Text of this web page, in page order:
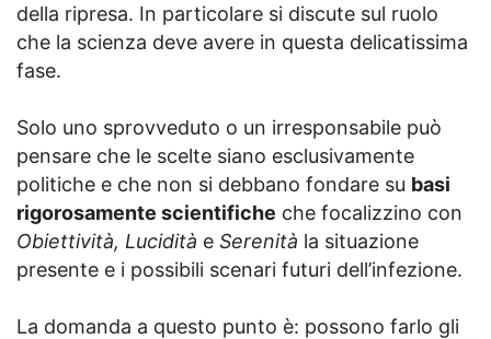
della ripresa. In particolare si discute sul ruolo
che la scienza deve avere in questa delicatissima
fase.
Solo uno sprovveduto o un irresponsabile può
pensare che le scelte siano esclusivamente
politiche e che non si debbano fondare su basi
rigorosamente scientifiche che focalizzino con
Obiettività, Lucidità e Serenità la situazione
presente e i possibili scenari futuri dell’infezione.
La domanda a questo punto è: possono farlo gli